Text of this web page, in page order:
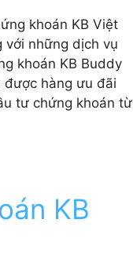
khoán KB Việt
với những dịch vụ
khoán KB Buddy
được hàng ưu đãi
tư chứng khoán từ
KB